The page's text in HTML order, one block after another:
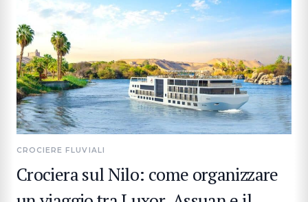
CROCIERE FLUVIALI
Crociera sul Nilo: come organizzare